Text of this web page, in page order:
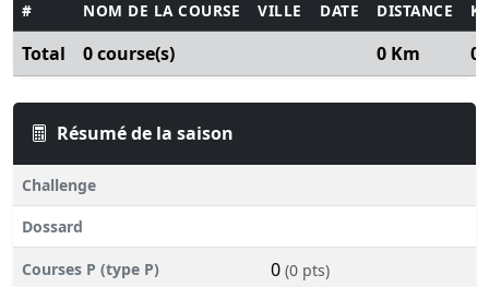
# NOM DE LA COURSE VILLE DATE DISTANCE
Total 0 course(s) 0 Km 0
Résumé de la saison
Challenge
Dossard
Courses P (type P) 0 (0 pts)